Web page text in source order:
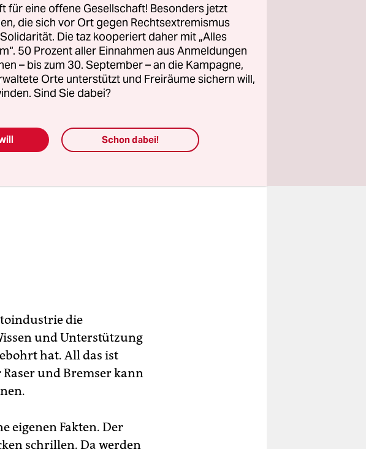
Warnungen von außen
der Menschen geht.
Industrie des Landes
Sanktionen drohen.
die
und Unterstützung
hat. All das ist
und Bremser kann
eigenen Fakten. Der
schrillen. Da werden
für eine offene Gesellschaft! Besonders jetzt
die sich vor Ort gegen Rechtsextremismus
Die taz kooperiert daher mit „Alles
50 Prozent aller Einnahmen aus Anmeldungen
– bis zum 30. September – an die Kampagne,
Orte unterstützt und Freiräume sichern will,
Sind Sie dabei?
Schon dabei!